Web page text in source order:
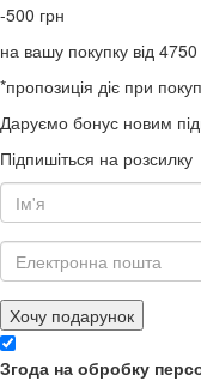
-500 грн
на вашу покупку від 4750
*пропозиція діє при
Даруємо бонус новим
Підпишіться на розсилку
Хочу подарунок
Згода на обробку